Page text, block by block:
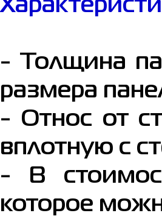
- Толщина
размера
- Относ от
вплотную с
- В
которое